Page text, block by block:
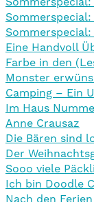
Eine Handvoll
Farbe in den
Monster
Camping – Ein
Im Haus
Anne Crausaz
Die Bären sind
Der
Sooo viele
Ich bin Doodle
Nach den